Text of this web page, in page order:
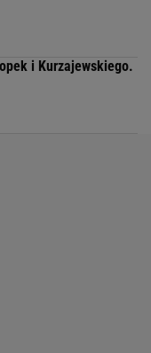
i Kurzajewskiego.